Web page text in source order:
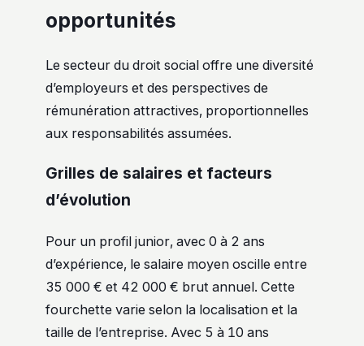
opportunités
Le secteur du droit social offre une diversité
d’employeurs et des perspectives de
rémunération attractives, proportionnelles
aux responsabilités assumées.
Grilles de salaires et facteurs
d’évolution
Pour un profil junior, avec 0 à 2 ans
d’expérience, le salaire moyen oscille entre
35 000 € et 42 000 € brut annuel. Cette
fourchette varie selon la localisation et la
taille de l’entreprise. Avec 5 à 10 ans